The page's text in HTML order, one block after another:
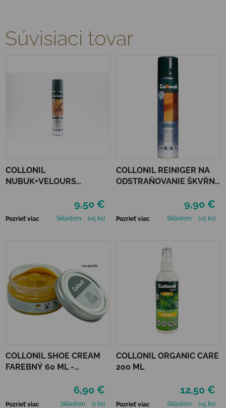
Súvisiaci tovar
COLLONIL
NUBUK+VELOURS
9,50 €
Pozrieť viac Skladom (>5 ks)
COLLONIL REINIGER NA
ODSTRAŇOVANIE ŠKVŔN
9,90 €
Pozrieť viac Skladom (>5 ks)
COLLONIL SHOE CREAM
FAREBNÝ 60 ML -
6,90 €
Pozrieť viac Skladom (1 ks)
COLLONIL ORGANIC CARE
200 ML
12,50 €
Pozrieť viac Skladom (>5 ks)